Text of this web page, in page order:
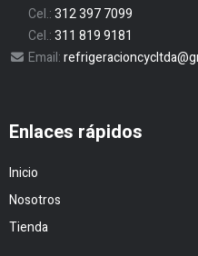
Cel.:312 397 7099
Cel.:311 819 9181
Email:
Enlaces rápidos
Inicio
Nosotros
Tienda